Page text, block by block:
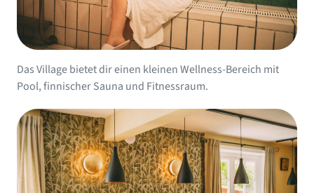
Das Village bietet dir einen kleinen Wellness-Bereich mit
Pool, finnischer Sauna und Fitnessraum.